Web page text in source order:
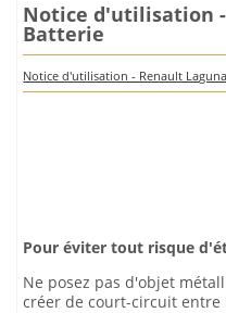
Notice d'utilisation
Batterie
Notice d'utilisation - Renault
Pour éviter tout risque
Ne posez pas d'objet
créer de court-circuit entre